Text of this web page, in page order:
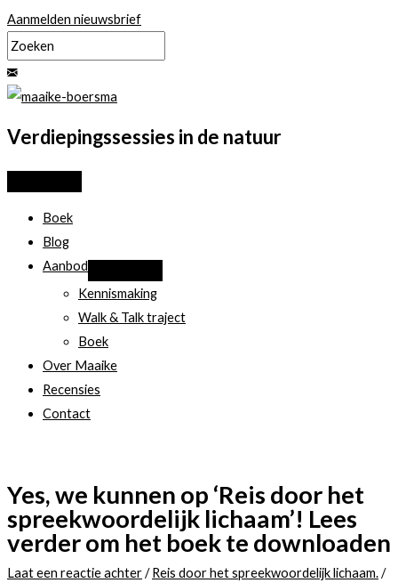
Ga
naar
de
inhoud
Aanmelden nieuwsbrief
Verdiepingssessies in de natuur
Boek
Blog
Aanbod
Kennismaking
Walk & Talk traject
Boek
Over Maaike
Recensies
Contact
Yes, we kunnen op ‘Reis door het
spreekwoordelijk lichaam’! Lees
verder om het boek te downloaden
Laat een reactie achter/Reis door het spreekwoordelijk lichaam./